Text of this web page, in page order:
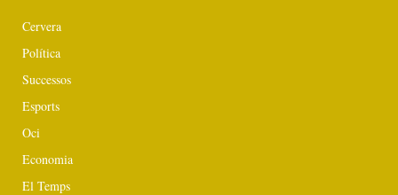
Cervera
Política
Successos
Esports
Oci
Economia
El Temps